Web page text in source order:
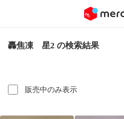
轟焦凍 星2 の検索結果
販売中のみ表示